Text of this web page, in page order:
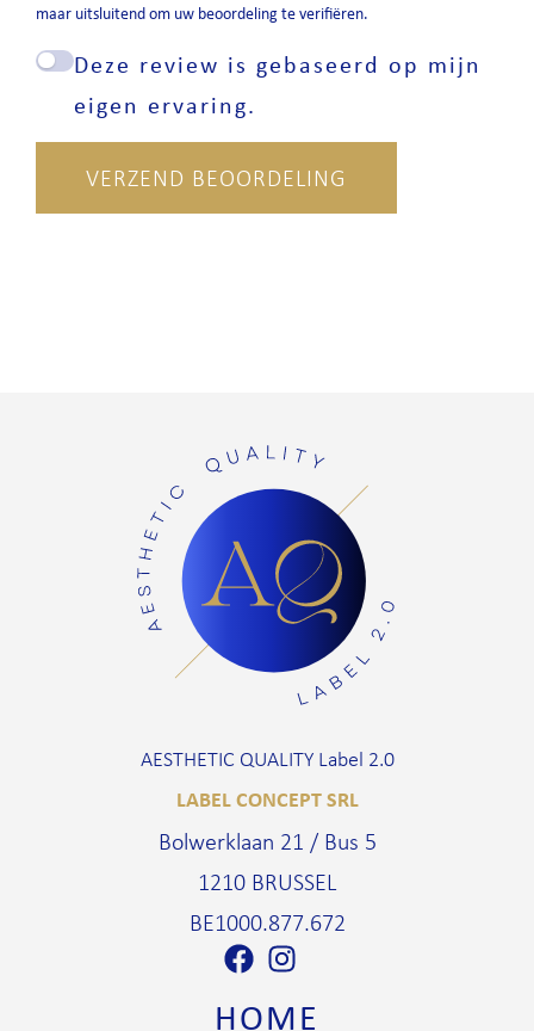
maar uitsluitend om uw beoordeling te verifiëren.
Deze review is gebaseerd op mijn
eigen ervaring.
VERZEND BEOORDELING
AESTHETIC QUALITY Label 2.0
LABEL CONCEPT SRL
Bolwerklaan 21 / Bus 5
1210 BRUSSEL
BE1000.877.672
HOME